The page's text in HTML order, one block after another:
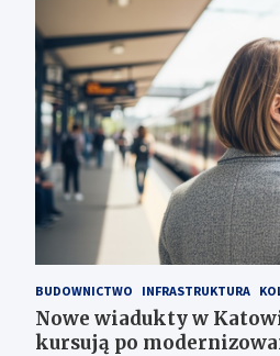
BUDOWNICTWO INFRASTRUKTURA
Nowe wiadukty w
kursują po